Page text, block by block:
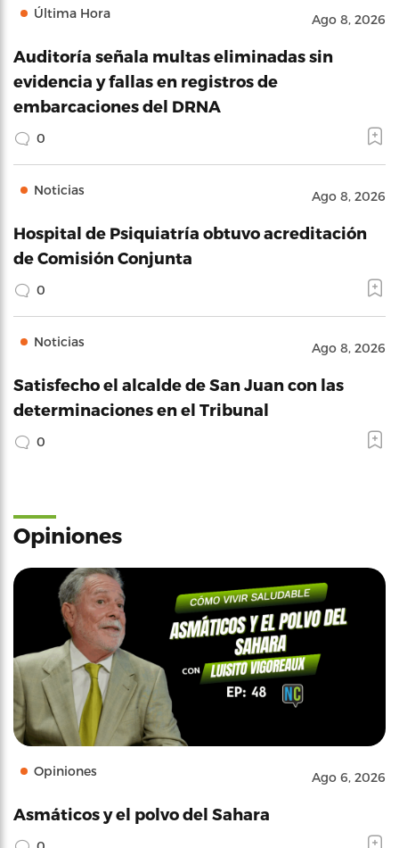
Última Hora Ago 8, 2026
Auditoría señala multas eliminadas sin
evidencia y fallas en registros de
embarcaciones del DRNA
0
Noticias Ago 8, 2026
Hospital de Psiquiatría obtuvo acreditación
de Comisión Conjunta
0
Noticias Ago 8, 2026
Satisfecho el alcalde de San Juan con las
determinaciones en el Tribunal
0
Opiniones
Opiniones Ago 6, 2026
Asmáticos y el polvo del Sahara